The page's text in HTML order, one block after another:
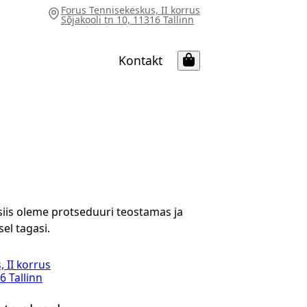
Forus Tennisekeskus, II korrus
Sõjakooli tn 10, 11316 Tallinn
Kontakt
oleme protseduuri teostamas ja
tagasi.
II korrus
Tallinn